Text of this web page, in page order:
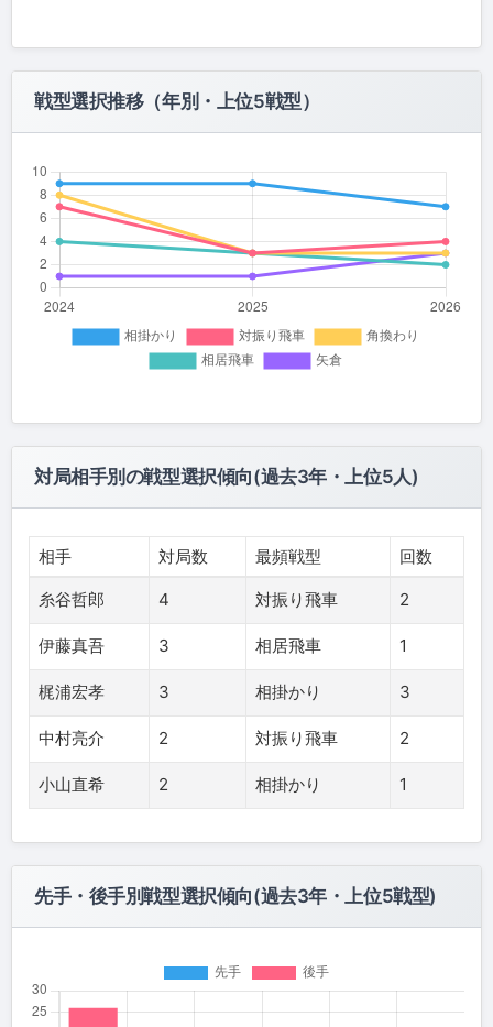
戦型選択推移（年別・上位5戦型）
対局相手別の戦型選択傾向(過去3年・上位5人)
相手 対局数 最頻戦型 回数
糸谷哲郎 4 対振り飛車 2
伊藤真吾 3 相居飛車 1
梶浦宏孝 3 相掛かり 3
中村亮介 2 対振り飛車 2
小山直希 2 相掛かり 1
先手・後手別戦型選択傾向(過去3年・上位5戦型)